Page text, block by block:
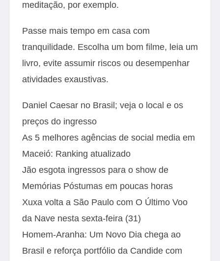
meditação, por exemplo.
Passe mais tempo em casa com
tranquilidade. Escolha um bom filme, leia um
livro, evite assumir riscos ou desempenhar
atividades exaustivas.
Daniel Caesar no Brasil; veja o local e os
preços do ingresso
As 5 melhores agências de social media em
Maceió: Ranking atualizado
Jão esgota ingressos para o show de
Memórias Póstumas em poucas horas
Xuxa volta a São Paulo com O Último Voo
da Nave nesta sexta-feira (31)
Homem-Aranha: Um Novo Dia chega ao
Brasil e reforça portfólio da Candide com